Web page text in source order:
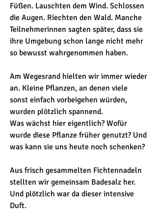
Füßen. Lauschten dem Wind. Schlossen
die Augen. Riechten den Wald. Manche
Teilnehmerinnen sagten später, dass sie
ihre Umgebung schon lange nicht mehr
so bewusst wahrgenommen haben.
Am Wegesrand hielten wir immer wieder
an. Kleine Pflanzen, an denen viele
sonst einfach vorbeigehen würden,
wurden plötzlich spannend.
Was wächst hier eigentlich? Wofür
wurde diese Pflanze früher genutzt? Und
was kann sie uns heute noch schenken?
Aus frisch gesammelten Fichtennadeln
stellten wir gemeinsam Badesalz her.
Und plötzlich war da dieser intensive
Duft.